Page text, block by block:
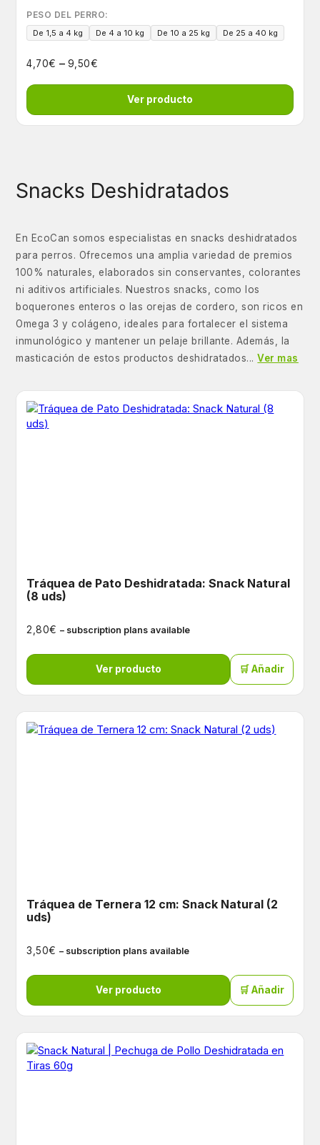
PESO DEL PERRO:
De 1,5 a 4 kg De 4 a 10 kg De 10 a 25 kg De 25 a 40 kg
4,70€ – 9,50€
Ver producto
Snacks Deshidratados
En EcoCan somos especialistas en snacks deshidratados
para perros. Ofrecemos una amplia variedad de premios
100% naturales, elaborados sin conservantes, colorantes
ni aditivos artificiales. Nuestros snacks, como los
boquerones enteros o las orejas de cordero, son ricos en
Omega 3 y colágeno, ideales para fortalecer el sistema
inmunológico y mantener un pelaje brillante. Además, la
masticación de estos productos deshidratados...Ver mas
Tráquea de Pato Deshidratada: Snack Natural
(8 uds)
2,80€ – subscription plans available
Ver producto 🛒 Añadir
Tráquea de Ternera 12 cm: Snack Natural (2
uds)
3,50€ – subscription plans available
Ver producto 🛒 Añadir